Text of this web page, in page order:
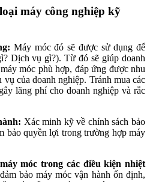
máy công nghiệp kỹ
Máy móc đó sẽ được sử dụng để
Dịch vụ gì?). Từ đó sẽ giúp doanh
móc phù hợp, đáp ứng được nhu
của doanh nghiệp. Tránh mua các
lãng phí cho doanh nghiệp và rắc
Xác minh kỹ về chính sách bảo
bảo quyền lợi trong trường hợp máy
móc trong các điều kiện nhiệt
đảm bảo máy móc vận hành ổn định,